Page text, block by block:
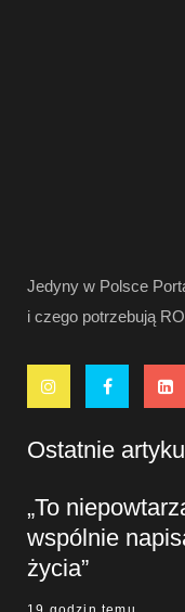
Jedyny w Polsce
i czego potrzebują
Ostatnie
„To
wspólnie
życia”